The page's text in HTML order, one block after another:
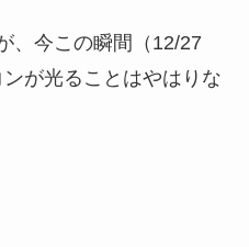
、今この瞬間（12/27
が光ることはやはりな